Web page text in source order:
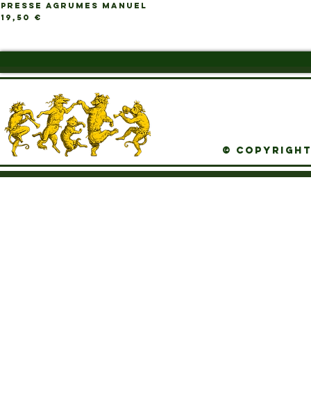
PRESSE AGRUMES MANUEL
Prix
19,50 €
© Copyright